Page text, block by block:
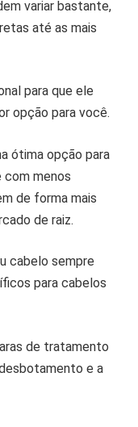
variar bastante,
até as mais
para que ele
opção para você.
ótima opção para
com menos
de forma mais
de raiz.
cabelo sempre
para cabelos
de tratamento
e a